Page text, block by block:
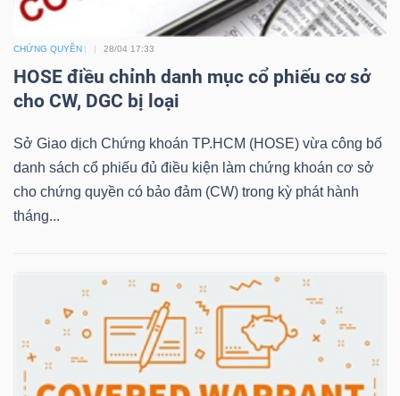
CHỨNG QUYỀN 28/04 17:33
HOSE điều chỉnh danh mục cổ phiếu cơ sở
cho CW, DGC bị loại
Sở Giao dịch Chứng khoán TP.HCM (HOSE) vừa công bố
danh sách cổ phiếu đủ điều kiện làm chứng khoán cơ sở
cho chứng quyền có bảo đảm (CW) trong kỳ phát hành
tháng...
DOANH
NGHIỆP
PHIẾU
TRÁI
PHIẾU